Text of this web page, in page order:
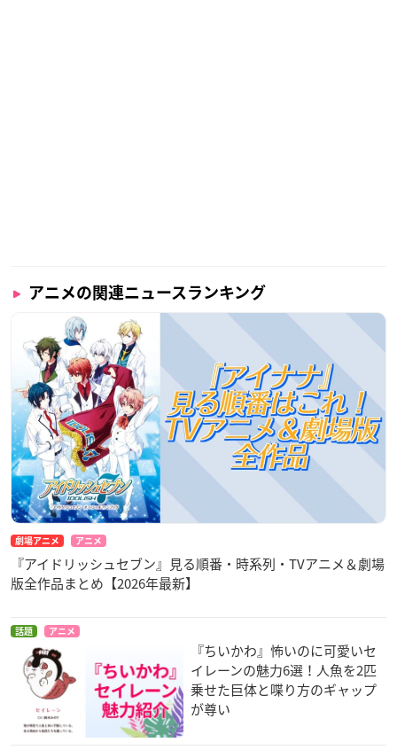
アニメの関連ニュースランキング
劇場アニメ アニメ
『アイドリッシュセブン』見る順番・時系列・TVアニメ＆劇場
版全作品まとめ【2026年最新】
話題 アニメ
『ちいかわ』怖いのに可愛いセ
イレーンの魅力6選！人魚を2匹
乗せた巨体と喋り方のギャップ
が尊い